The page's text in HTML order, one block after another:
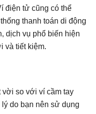
điện tử cũng có thể
thanh toán di động
dịch vụ phổ biến hiện
và tiết kiệm.
so với ví cầm tay
do bạn nên sử dụng